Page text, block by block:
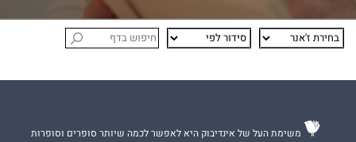
משימת העל של אינדיבוק היא לאפשר לכמה שיותר סופרים וסופרות